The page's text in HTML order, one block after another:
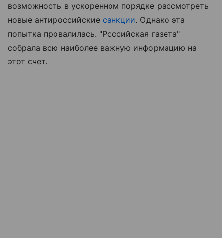
возможность в ускоренном порядке рассмотреть
новые антироссийские санкции. Однако эта
попытка провалилась. "Российская газета"
собрала всю наиболее важную информацию на
этот счет.